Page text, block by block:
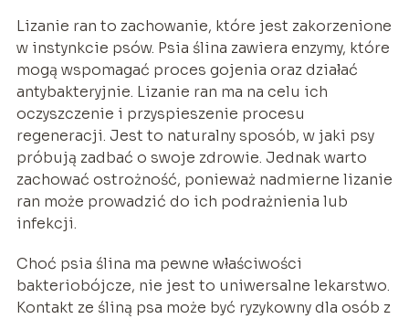
Lizanie ran to zachowanie, które jest zakorzenione
w instynkcie psów. Psia ślina zawiera enzymy, które
mogą wspomagać proces gojenia oraz działać
antybakteryjnie. Lizanie ran ma na celu ich
oczyszczenie i przyspieszenie procesu
regeneracji. Jest to naturalny sposób, w jaki psy
próbują zadbać o swoje zdrowie. Jednak warto
zachować ostrożność, ponieważ nadmierne lizanie
ran może prowadzić do ich podrażnienia lub
infekcji.
Choć psia ślina ma pewne właściwości
bakteriobójcze, nie jest to uniwersalne lekarstwo.
Kontakt ze śliną psa może być ryzykowny dla osób z